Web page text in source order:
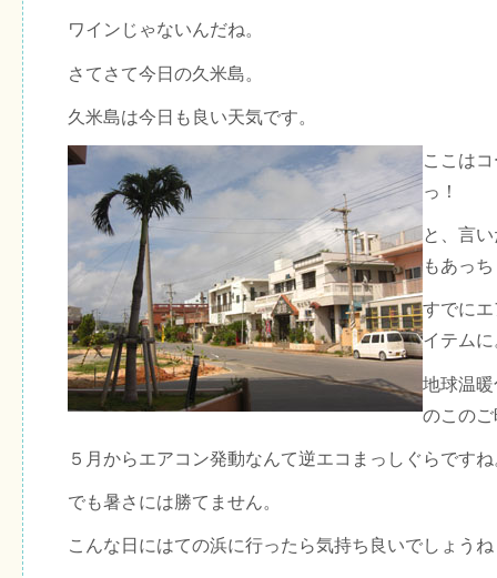
ワインじゃないんだね。
さてさて今日の久米島。
久米島は今日も良い天気です。
ここは
っ！
と、言
もあっ
すでに
イテムに
地球温
のこの
５月からエアコン発動なんて逆エコまっしぐらですね
でも暑さには勝てません。
こんな日にはての浜に行ったら気持ち良いでしょう